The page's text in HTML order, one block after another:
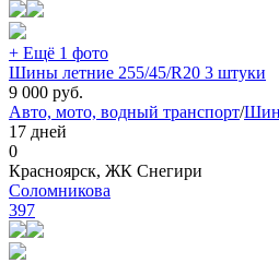
+ Ещё 1 фото
Шины летние 255/45/R20 3 штуки
9 000 руб.
Авто, мото, водный транспорт/
17 дней
0
Красноярск, ЖК Снегири
Соломникова
397